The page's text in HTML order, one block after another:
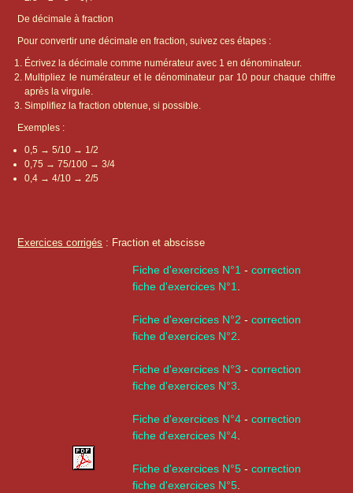
De décimale à fraction
Pour convertir une décimale en fraction, suivez ces étapes :
Écrivez la décimale comme numérateur avec 1 en dénominateur.
Multipliez le numérateur et le dénominateur par 10 pour chaque chiffre
après la virgule.
Simplifiez la fraction obtenue, si possible.
Exemples :
0,5 → 5/10 → 1/2
0,75 → 75/100 → 3/4
0,4 → 4/10 → 2/5
Exercices corrigés : Fraction et abscisse
Fiche d'exercices N°1 - correction
fiche d'exercices N°1
Fiche d'exercices N°2 - correction
fiche d'exercices N°2
Fiche d'exercices N°3 - correction
fiche d'exercices N°3
Fiche d'exercices N°4- correction
fiche d'exercices N°4.
Fiche d'exercices N°5- correction
fiche d'exercices N°5.